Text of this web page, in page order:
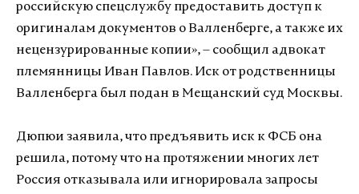
российскую спецслужбу предоставить доступ к
оригиналам документов о Валленберге, а также их
нецензурированные копии», – сообщил адвокат
племянницы Иван Павлов. Иск от родственницы
Валленберга был подан в Мещанский суд Москвы.
Дюпюи заявила, что предъявить иск к ФСБ она
решила, потому что на протяжении многих лет
Россия отказывала или игнорировала запросы